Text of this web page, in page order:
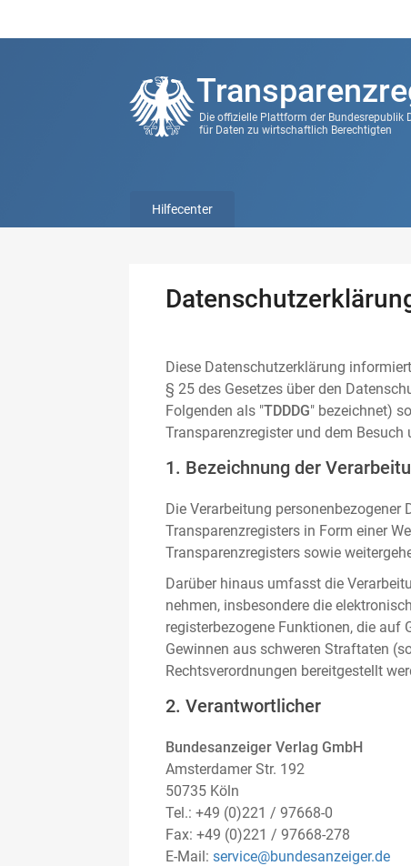
Die offizielle Plattform der Bundesrepublik
für Daten zu wirtschaftlich Berechtigten
Hilfecenter
Diese Datenschutzerklärung
§ 25 des Gesetzes über den
Folgenden als "TDDDG" bezeichnet)
Transparenzregister und dem Besuch
1. Bezeichnung der
Die Verarbeitung
Transparenzregisters in Form einer
Transparenzregisters sowie
Darüber hinaus umfasst die
nehmen, insbesondere die
registerbezogene Funktionen, die auf
Gewinnen aus schweren Straftaten
Rechtsverordnungen bereitgestellt
2. Verantwortlicher
Bundesanzeiger Verlag GmbH
Amsterdamer Str. 192
50735 Köln
Tel.: +49 (0)221 / 97668-0
Fax: +49 (0)221 / 97668-278
E-Mail: service@bundesanzeiger.de